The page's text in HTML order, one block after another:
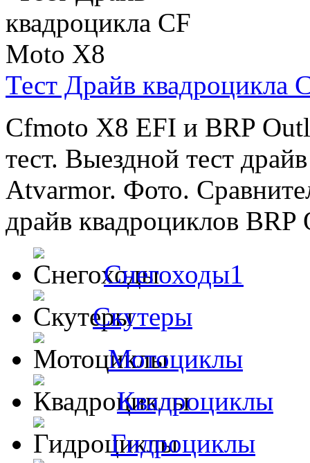
Тест Драйв квадроцикла
Cfmoto X8 EFI и BRP
тест. Выездной тест
Atvarmor. Фото.
драйв квадроциклов BRP
Снегоходы1
Скутеры
Мотоциклы
Квадроциклы
Гидроциклы